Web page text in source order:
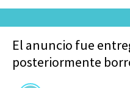
El anuncio fue
posteriormente